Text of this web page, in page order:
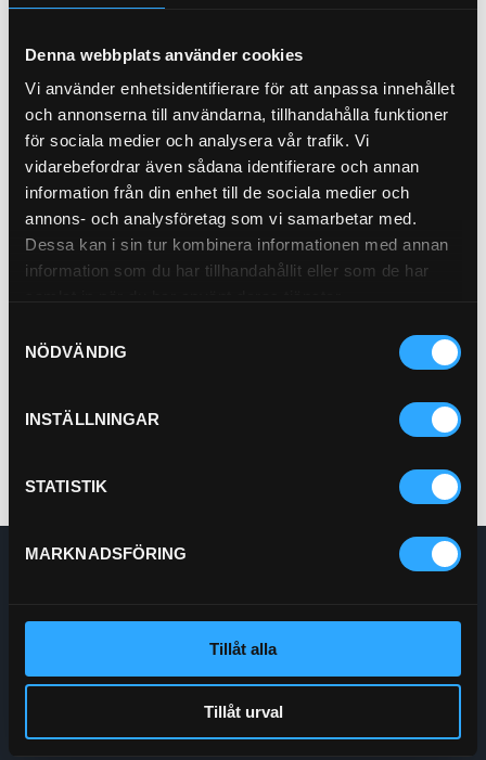
Denna webbplats använder cookies
Vi använder enhetsidentifierare för att anpassa innehållet
och annonserna till användarna, tillhandahålla funktioner
för sociala medier och analysera vår trafik. Vi
vidarebefordrar även sådana identifierare och annan
information från din enhet till de sociala medier och
annons- och analysföretag som vi samarbetar med.
Dessa kan i sin tur kombinera informationen med annan
information som du har tillhandahållit eller som de har
NÖDVÄNDIG
INSTÄLLNINGAR
STATISTIK
MARKNADSFÖRING
Tillåt alla
Tillåt urval
Pris exkl. 1 199.00
Köp
Pris exkl. 46.90
Köp
SLANG 4-WS 3/4" 420BAR
Pris exkl.
Telefon: 0292-10630
740 03 Östervåla